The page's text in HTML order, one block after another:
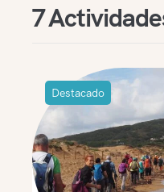
7
Destacado